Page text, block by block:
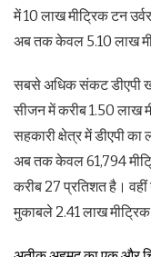
में 10 लाख मीट्रिक टन
अब तक केवल 5.10 लाख
सबसे अधिक संकट डीएपी
सीजन में करीब 1.50 लाख
सहकारी क्षेत्र में डीएपी
अब तक केवल 61,794
करीब 27 प्रतिशत है।
मुकाबले 2.41 लाख